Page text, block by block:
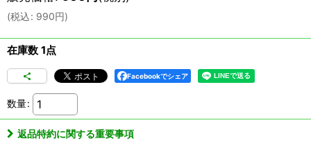
(税込: 990円)
在庫数 1点
Facebookでシェア
数量:
返品特約に関する重要事項